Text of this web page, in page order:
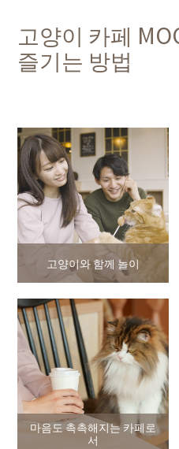
고양이 카페
즐기는 방법
고양이와 함께 놀이
마음도 촉촉해지는 카페로
서